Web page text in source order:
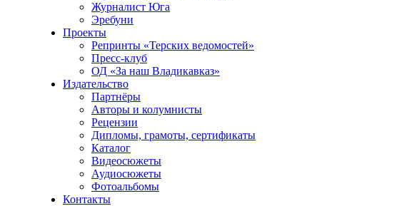
Журналист Юга
Эребуни
Проекты
Репринты «Терских ведомостей»
Пресс-клуб
ОД «За наш Владикавказ»
Издательство
Партнёры
Авторы и колумнисты
Рецензии
Дипломы, грамоты, сертификаты
Каталог
Видеосюжеты
Аудиосюжеты
Фотоальбомы
Контакты